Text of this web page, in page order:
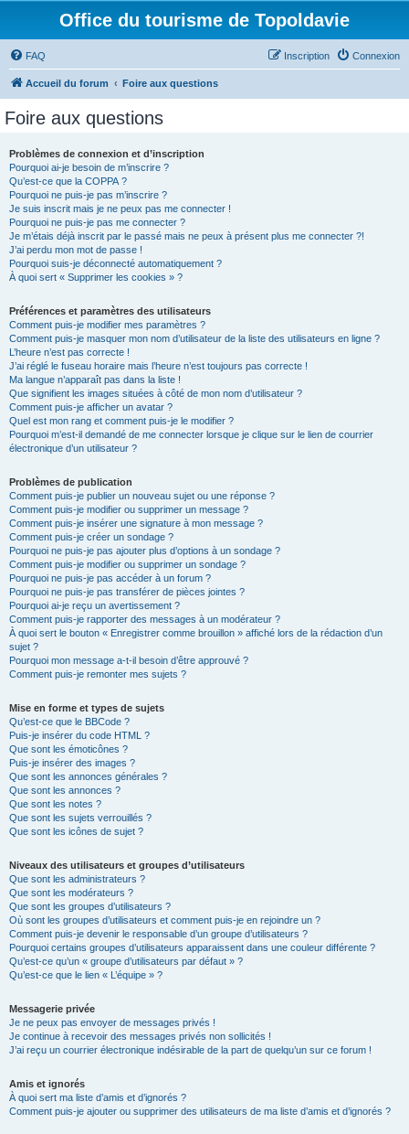
Office du tourisme de Topoldavie
FAQ Connexion
Inscription
Accueil du forum Foire aux questions
Foire aux questions
Problèmes de connexion et d’inscription
Pourquoi ai-je besoin de m’inscrire ?
Qu’est-ce que la COPPA ?
Pourquoi ne puis-je pas m’inscrire ?
Je suis inscrit mais je ne peux pas me connecter !
Pourquoi ne puis-je pas me connecter ?
Je m’étais déjà inscrit par le passé mais ne peux à présent plus me connecter ?!
J’ai perdu mon mot de passe !
Pourquoi suis-je déconnecté automatiquement ?
À quoi sert « Supprimer les cookies » ?
Préférences et paramètres des utilisateurs
Comment puis-je modifier mes paramètres ?
Comment puis-je masquer mon nom d’utilisateur de la liste des utilisateurs en ligne ?
L’heure n’est pas correcte !
J’ai réglé le fuseau horaire mais l’heure n’est toujours pas correcte !
Ma langue n’apparaît pas dans la liste !
Que signifient les images situées à côté de mon nom d’utilisateur ?
Comment puis-je afficher un avatar ?
Quel est mon rang et comment puis-je le modifier ?
Pourquoi m’est-il demandé de me connecter lorsque je clique sur le lien de courrier
électronique d’un utilisateur ?
Problèmes de publication
Comment puis-je publier un nouveau sujet ou une réponse ?
Comment puis-je modifier ou supprimer un message ?
Comment puis-je insérer une signature à mon message ?
Comment puis-je créer un sondage ?
Pourquoi ne puis-je pas ajouter plus d’options à un sondage ?
Comment puis-je modifier ou supprimer un sondage ?
Pourquoi ne puis-je pas accéder à un forum ?
Pourquoi ne puis-je pas transférer de pièces jointes ?
Pourquoi ai-je reçu un avertissement ?
Comment puis-je rapporter des messages à un modérateur ?
À quoi sert le bouton « Enregistrer comme brouillon » affiché lors de la rédaction d’un
sujet ?
Pourquoi mon message a-t-il besoin d’être approuvé ?
Comment puis-je remonter mes sujets ?
Mise en forme et types de sujets
Qu’est-ce que le BBCode ?
Puis-je insérer du code HTML ?
Que sont les émoticônes ?
Puis-je insérer des images ?
Que sont les annonces générales ?
Que sont les annonces ?
Que sont les notes ?
Que sont les sujets verrouillés ?
Que sont les icônes de sujet ?
Niveaux des utilisateurs et groupes d’utilisateurs
Que sont les administrateurs ?
Que sont les modérateurs ?
Que sont les groupes d’utilisateurs ?
Où sont les groupes d’utilisateurs et comment puis-je en rejoindre un ?
Comment puis-je devenir le responsable d’un groupe d’utilisateurs ?
Pourquoi certains groupes d’utilisateurs apparaissent dans une couleur différente ?
Qu’est-ce qu’un « groupe d’utilisateurs par défaut » ?
Qu’est-ce que le lien « L’équipe » ?
Messagerie privée
Je ne peux pas envoyer de messages privés !
Je continue à recevoir des messages privés non sollicités !
J’ai reçu un courrier électronique indésirable de la part de quelqu’un sur ce forum !
Amis et ignorés
À quoi sert ma liste d’amis et d’ignorés ?
Comment puis-je ajouter ou supprimer des utilisateurs de ma liste d’amis et d’ignorés ?